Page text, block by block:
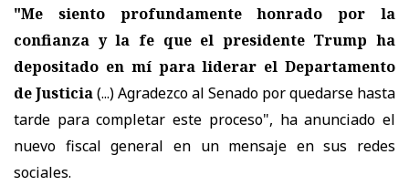
"Me siento profundamente honrado por la
confianza y la fe que el presidente Trump ha
depositado en mí para liderar el Departamento
de Justicia(...) Agradezco al Senado por quedarse hasta
tarde para completar este proceso", ha anunciado el
nuevo fiscal general en un mensaje en sus redes
sociales.